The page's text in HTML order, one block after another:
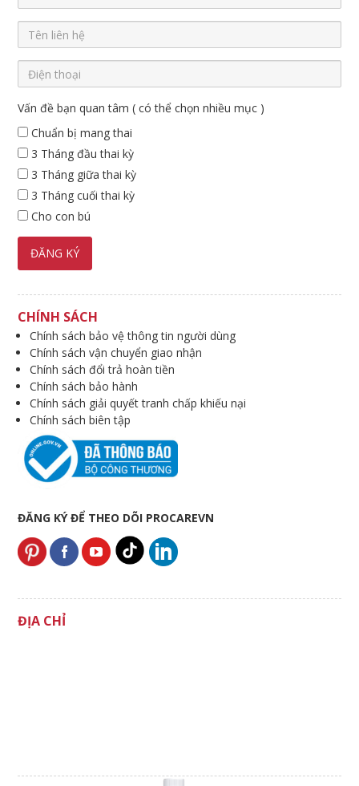
Vấn đề bạn quan tâm ( có thể chọn nhiều mục )
Chuẩn bị mang thai
3 Tháng đầu thai kỳ
3 Tháng giữa thai kỳ
3 Tháng cuối thai kỳ
Cho con bú
CHÍNH SÁCH
Chính sách bảo vệ thông tin người dùng
Chính sách vận chuyển giao nhận
Chính sách đổi trả hoàn tiền
Chính sách bảo hành
Chính sách giải quyết tranh chấp khiếu nại
Chính sách biên tập
ĐĂNG KÝ ĐỂ THEO DÕI PROCAREVN
ĐỊA CHỈ